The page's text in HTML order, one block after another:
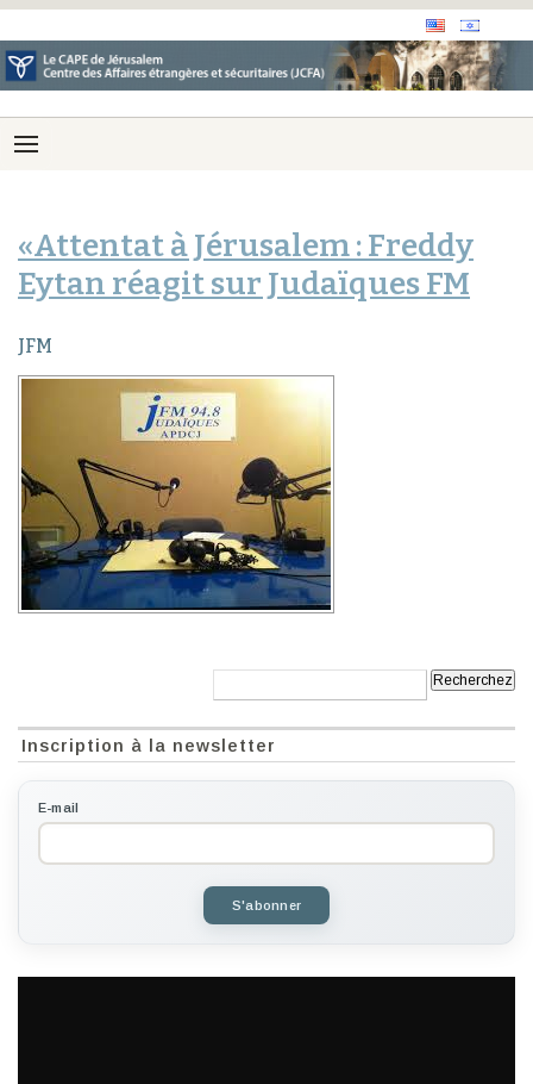
«Attentat à Jérusalem : Freddy
Eytan réagit sur Judaïques FM
JFM
Inscription à la newsletter
E-mail
S'abonner